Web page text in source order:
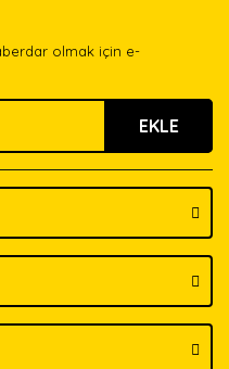
bulunuyor.
pahalı.
olmalı.
olmak için e-
EKLE